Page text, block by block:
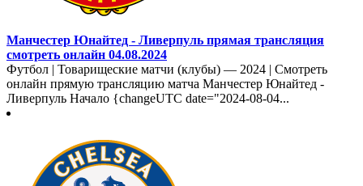
Манчестер Юнайтед - Ливерпуль прямая трансляция
смотреть онлайн 04.08.2024
Футбол | Товарищеские матчи (клубы) — 2024 | Смотреть
онлайн прямую трансляцию матча Манчестер Юнайтед -
Ливерпуль Начало {changeUTC date="2024-08-04...